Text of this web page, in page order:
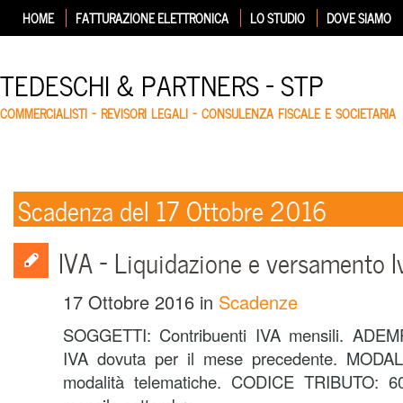
HOME FATTURAZIONE ELETTRONICA LO STUDIO DOVE SIAMO
TEDESCHI & PARTNERS – STP
COMMERCIALISTI – REVISORI LEGALI – CONSULENZA FISCALE E SOCIETARIA
Scadenza del 17 Ottobre 2016
IVA – Liquidazione e versamento
17 Ottobre 2016 in Scadenze
SOGGETTI: Contribuenti IVA mensili.
IVA dovuta per il mese precedente.
modalità telematiche. CODICE TRIBUTO: